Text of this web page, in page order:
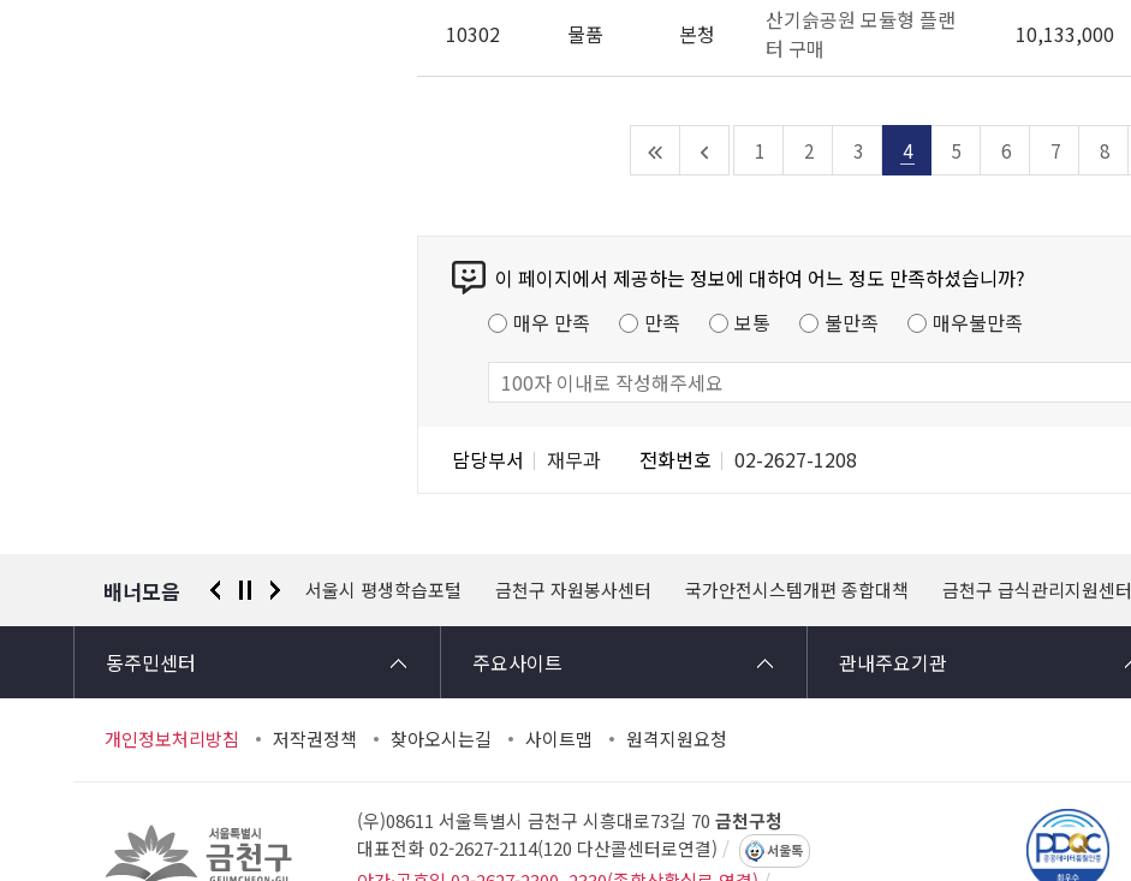
10302 물품 본청
산기슭공원 모듈형 플랜
터 구매
10,133,000
1 2 3 4 5 6 7 8
이 페이지에서 제공하는 정보에 대하여 어느 정도 만족하셨습니까?
매우 만족
만족 보통 불만족 매우불만족
담당부서 재무과 전화번호 02-2627-1208
배너모음
경찰청 유실물 통합포털 서울시 평생학습포털 금천구 자원봉사센터 국가안전시스템개편 종합대책 금천구 급식관리지원센터
동주민센터 주요사이트 관내주요기관
개인정보처리방침 저작권정책 찾아오시는길 사이트맵 원격지원요청
(우)08611 서울특별시 금천구 시흥대로73길 70 금천구청
대표전화 02-2627-2114(120 다산콜센터로연결) 서울톡